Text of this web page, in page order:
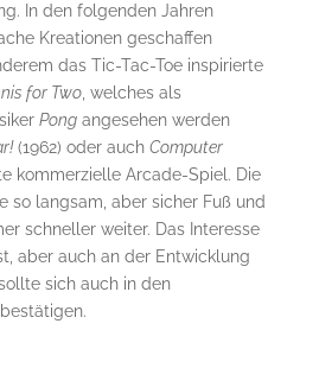
In den folgenden Jahren
Kreationen geschaffen
das Tic-Tac-Toe inspirierte
for Two, welches als
Pongangesehen werden
(1962) oder auch Computer
kommerzielle Arcade-Spiel. Die
so langsam, aber sicher Fuß und
schneller weiter. Das Interesse
aber auch an der Entwicklung
sich auch in den